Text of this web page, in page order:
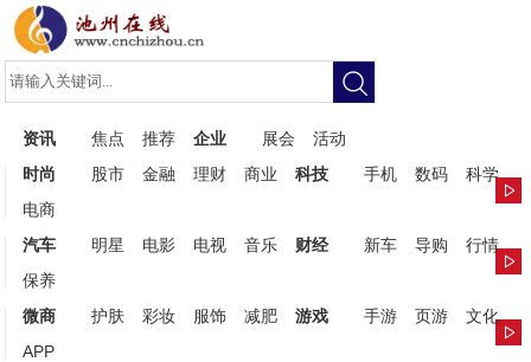
资讯 焦点 推荐 企业 展会
活动
时尚
股市 金融 理财 商业 科技 手机 数码
科学
电商
汽车
明星 电影 电视 音乐 财经 新车 导购
行情
保养
微商
护肤 彩妆 服饰 减肥 游戏 手游 页游
文化
APP